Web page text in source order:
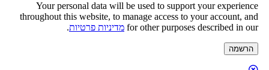
Your personal data will be used to support your experience
throughout this website, to manage access to your account, and
for other purposes described in our מדיניות פרטיות.
הרשמה